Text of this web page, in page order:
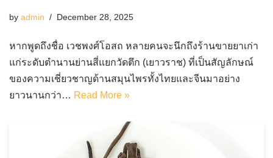
by admin December 28, 2025
หากพูดถึงชื่อ เวชพงศ์โอสถ หลายคนจะนึกถึงร้านขายยาเก่า
แก่ระดับตำนานย่านสี่แยกวัดตึก (เยาวราช) ที่เป็นสัญลักษณ์
ของความเชี่ยวชาญด้านสมุนไพรทั้งไทยและจีนมาอย่าง
ยาวนานกว่า… Read More »